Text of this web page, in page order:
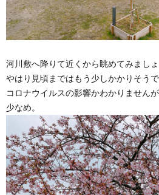
河川敷へ降りて近くから眺めてみましょ
やはり見頃まではもう少しかかりそうで
コロナウイルスの影響かわかりません
少なめ。